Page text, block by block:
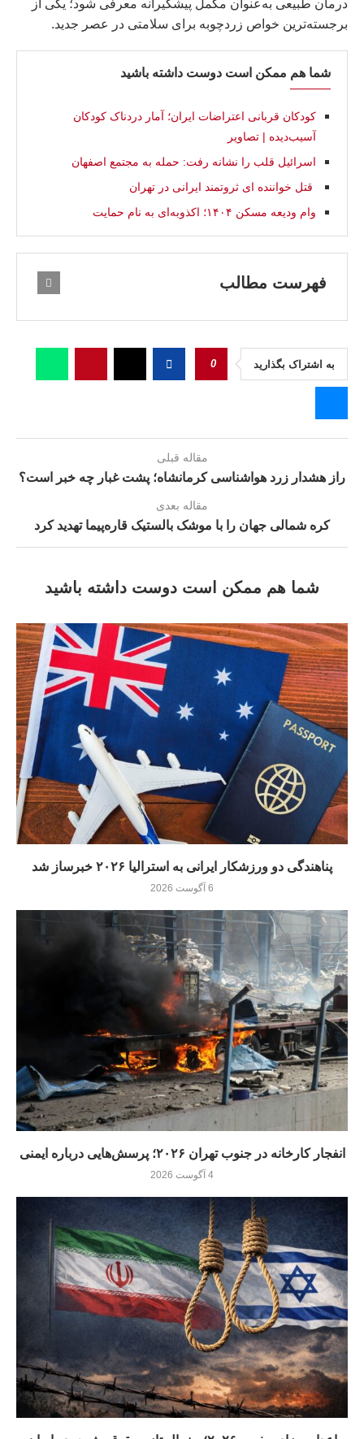
درمان طبیعی به‌عنوان مکمل پیشگیرانه معرفی شود؛ یکی از
برجسته‌ترین خواص زردچوبه برای سلامتی در عصر جدید.
شما هم ممکن است دوست داشته باشید
کودکان قربانی اعتراضات ایران؛ آمار دردناک کودکان
آسیب‌دیده | تصاوير
اسرائیل قلب را نشانه رفت: حمله به مجتمع اصفهان
قتل خواننده اى ثروتمند ایرانی در تهران
وام ودیعه مسکن ۱۴۰۴؛ اکذوبه‌ای به نام حمایت
فهرست مطالب
به اشتراک بگذارید 0
مقاله قبلی
راز هشدار زرد هواشناسی کرمانشاه؛ پشت غبار چه خبر است؟
مقاله بعدی
کره شمالی جهان را با موشک‌ بالستیک قاره‌پیما تهدید کرد
شما هم ممکن است دوست داشته باشید
پناهندگی دو ورزشکار ایرانی به استرالیا ۲۰۲۶ خبرساز شد
6 آگوست 2026
انفجار کارخانه در جنوب تهران ۲۰۲۶؛ پرسش‌هایی درباره ایمنی
4 آگوست 2026